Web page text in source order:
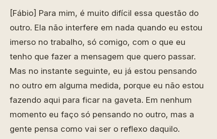
[Fábio] Para mim, é muito difícil essa questão do
outro. Ela não interfere em nada quando eu estou
imerso no trabalho, só comigo, com o que eu
tenho que fazer a mensagem que quero passar.
Mas no instante seguinte, eu já estou pensando
no outro em alguma medida, porque eu não estou
fazendo aqui para ficar na gaveta. Em nenhum
momento eu faço só pensando no outro, mas a
gente pensa como vai ser o reflexo daquilo.